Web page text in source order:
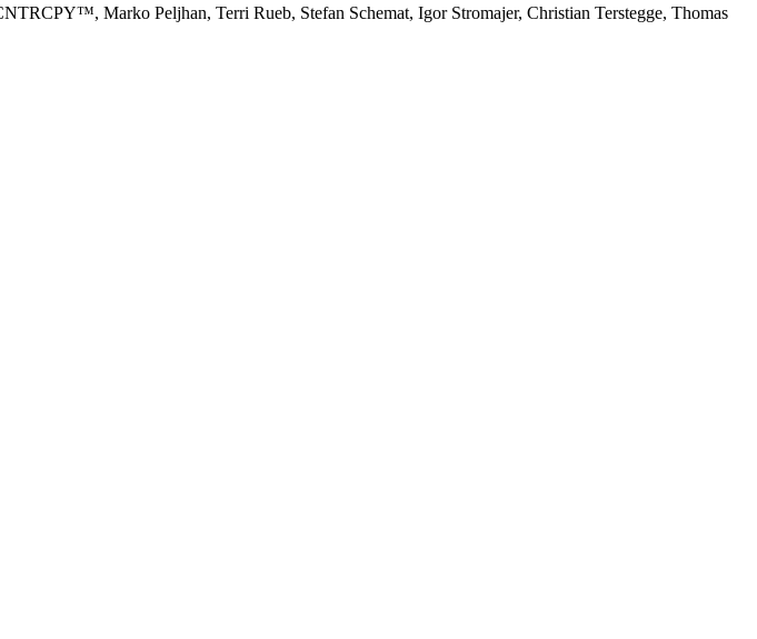
Marko Peljhan, Terri Rueb, Stefan Schemat, Igor Stromajer, Christian Terstegge, Thomas